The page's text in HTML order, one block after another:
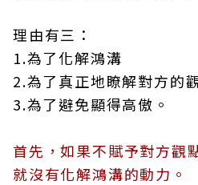
理由有三：
1.為了化解鴻溝
2.為了真正地瞭解對方的
3.為了避免顯得高傲。
首先，如果不賦予對方觀
就沒有化解鴻溝的動力。